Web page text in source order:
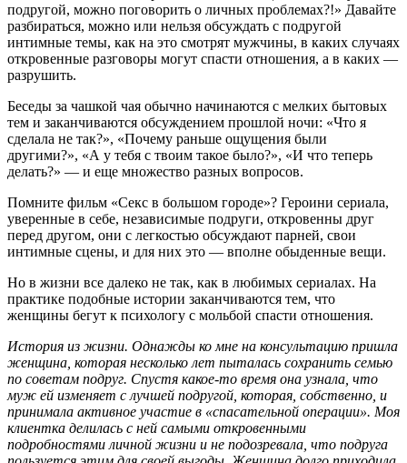
подругой, можно поговорить о личных проблемах?!» Давайте
разбираться, можно или нельзя обсуждать с подругой
интимные темы, как на это смотрят мужчины, в каких случаях
откровенные разговоры могут спасти отношения, а в каких —
разрушить.
Беседы за чашкой чая обычно начинаются с мелких бытовых
тем и заканчиваются обсуждением прошлой ночи: «Что я
сделала не так?», «Почему раньше ощущения были
другими?», «А у тебя с твоим такое было?», «И что теперь
делать?» — и еще множество разных вопросов.
Помните фильм «Секс в большом городе»? Героини сериала,
уверенные в себе, независимые подруги, откровенны друг
перед другом, они с легкостью обсуждают парней, свои
интимные сцены, и для них это — вполне обыденные вещи.
Но в жизни все далеко не так, как в любимых сериалах. На
практике подобные истории заканчиваются тем, что
женщины бегут к психологу с мольбой спасти отношения.
История из жизни. Однажды ко мне на консультацию пришла
женщина, которая несколько лет пыталась сохранить семью
по советам подруг. Спустя какое-то время она узнала, что
муж ей изменяет с лучшей подругой, которая, собственно, и
принимала активное участие в «спасательной операции». Моя
клиентка делилась с ней самыми откровенными
подробностями личной жизни и не подозревала, что подруга